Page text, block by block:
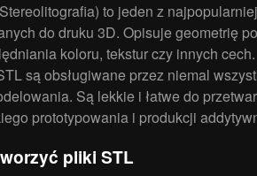
to jeden z
do druku 3D. Opisuje geometrię
koloru, tekstur czy innych cech.
są obsługiwane przez niemal
Są lekkie i łatwe do
prototypowania i produkcji
pliki STL